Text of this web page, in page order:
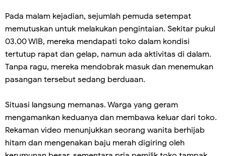
Pada malam kejadian, sejumlah pemuda setempat
memutuskan untuk melakukan pengintaian. Sekitar pukul
03.00 WIB, mereka mendapati toko dalam kondisi
tertutup rapat dan gelap, namun ada aktivitas di dalam.
Tanpa ragu, mereka mendobrak masuk dan menemukan
pasangan tersebut sedang berduaan.
Situasi langsung memanas. Warga yang geram
mengamankan keduanya dan membawa keluar dari toko.
Rekaman video menunjukkan seorang wanita berhijab
hitam dan mengenakan baju merah digiring oleh